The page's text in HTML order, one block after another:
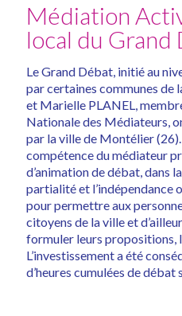
Médiation
local du Grand
Le Grand Débat, initié au
par certaines communes
et Marielle PLANEL,
Nationale des Médiateurs,
par la ville de Montélier
compétence du médiateur
d’animation de débat, dans
partialité et l’indépendance
pour permettre aux
citoyens de la ville et
formuler leurs propositions,
L’investissement a été
d’heures cumulées de débat